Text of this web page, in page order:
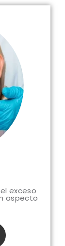
exceso
aspecto